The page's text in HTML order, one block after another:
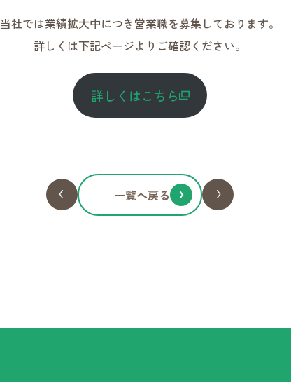
当社では業績拡大中につき営業職を募集しております。
詳しくは下記ページよりご確認ください。
詳しくはこちら
一覧へ戻る